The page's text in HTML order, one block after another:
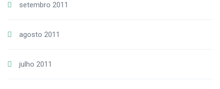
setembro 2011
agosto 2011
julho 2011